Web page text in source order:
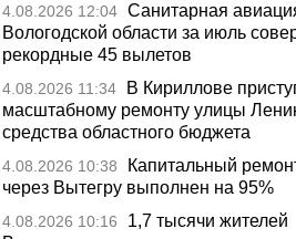
4.08.2026 12:04 Санитарная
Вологодской области за июль
рекордные 45 вылетов
4.08.2026 11:34
В Кириллове
масштабному ремонту улицы
средства областного бюджета
4.08.2026 10:38
Капитальный
через Вытегру выполнен на 95%
4.08.2026 10:16
1,7 тысячи жителей